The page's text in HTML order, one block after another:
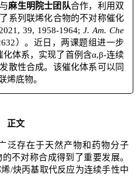
与麻生明院士团队合作，利用双
系列联烯化合物的不对称催化
2021, 39, 1958-1964; J. Am. Che
）。近日，两课题组进一步
化体系，实现了首例含α,β-连续
散性合成。该催化体系可以同
烯底物。
正文
泛存在于天然产物和药物分子
不对称合成得到 了重要发展。
/炔丙基取代反应为连续手性中